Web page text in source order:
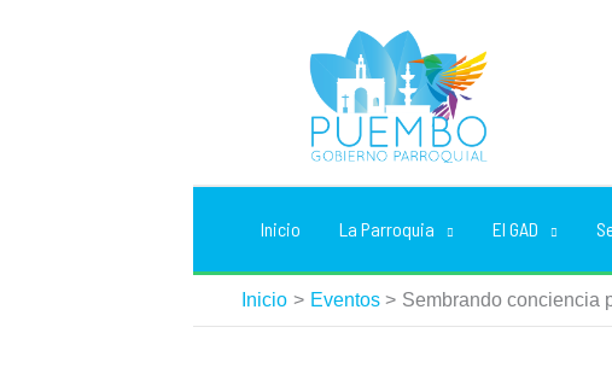
Inicio La Parroquia El GAD
Inicio Eventos Sembrando conciencia